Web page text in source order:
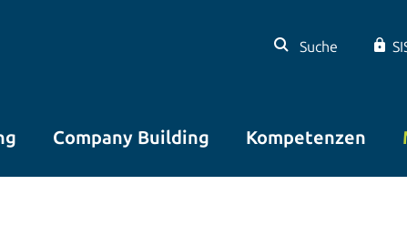
Suche
Company Building Kompetenzen